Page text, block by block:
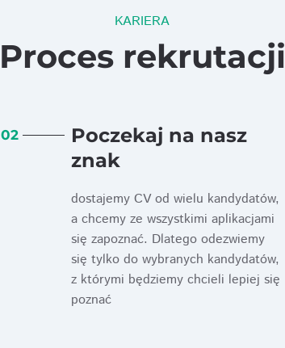
KARIERA
Proces rekrutacji
02
Poczekaj na nasz
znak
dostajemy CV od wielu kandydatów,
a chcemy ze wszystkimi aplikacjami
się zapoznać. Dlatego odezwiemy
się tylko do wybranych kandydatów,
z którymi będziemy chcieli lepiej się
poznać